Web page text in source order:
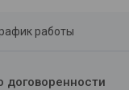
работы
договоренности